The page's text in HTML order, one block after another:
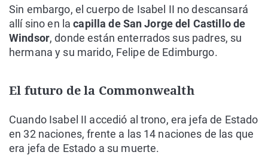
Sin embargo, el cuerpo de Isabel II no descansará
allí sino en lacapilla de San Jorge del Castillo de
Windsor, donde están enterrados sus padres, su
hermana y su marido, Felipe de Edimburgo.
El futuro de la Commonwealth
Cuando Isabel II accedió al trono, era jefa de Estado
en 32 naciones, frente a las 14 naciones de las que
era jefa de Estado a su muerte.